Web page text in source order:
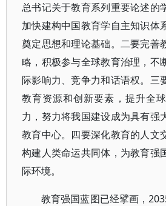
总书记关于教育系列重要论述的
加快建构中国教育学自主知识体
奠定思想和理论基础。二要完善
略，积极参与全球教育治理，不
际影响力、竞争力和话语权。三
教育资源和创新要素，提升全
力，努力将我国建设成为具有强
教育中心。四要深化教育的人文
构建人类命运共同体，为教育强
际环境。
教育强国蓝图已经擘画，